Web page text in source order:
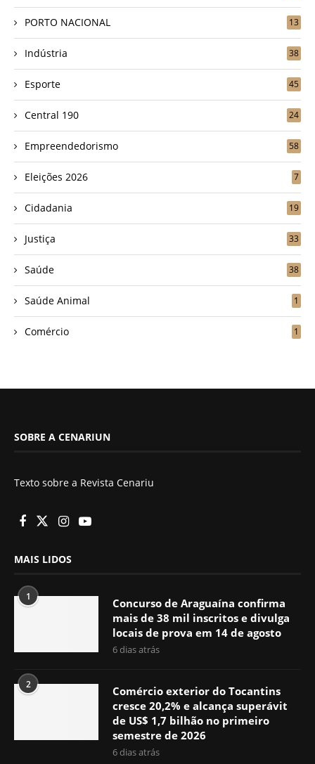
PORTO NACIONAL 13
Indústria 38
Esporte 45
Central 190 24
Empreendedorismo 58
Eleições 2026 7
Cidadania 19
Justiça 33
Saúde 38
Saúde Animal 1
Comércio 1
SOBRE A CENARIUN
Texto sobre a Revista Cenariu
MAIS LIDOS
1
Concurso de Araguaína confirma
mais de 38 mil inscritos e divulga
locais de prova em 14 de agosto
6 dias atrás
2
Comércio exterior do Tocantins
cresce 20,2% e alcança superávit
de US$ 1,7 bilhão no primeiro
semestre de 2026
6 dias atrás